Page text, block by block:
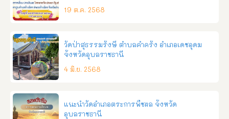
คณะสงฆ์ภาค ๖
19 ต.ค. 2568
วัดป่าสุธรรมรังษี ตำบลคำครั่ง อำเภอเดชอุดม
จังหวัดอุบลราชธานี
4 มิ.ย. 2568
แนะนำวัดอำเภอตระการพืชผล จังหวัด
อุบลราชธานี